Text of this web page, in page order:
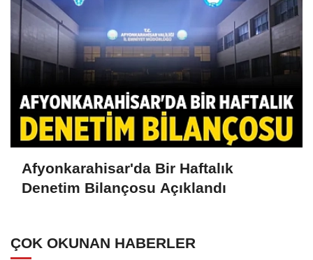
Afyonkarahisar'da Bir Haftalık
Denetim Bilançosu Açıklandı
ÇOK OKUNAN HABERLER